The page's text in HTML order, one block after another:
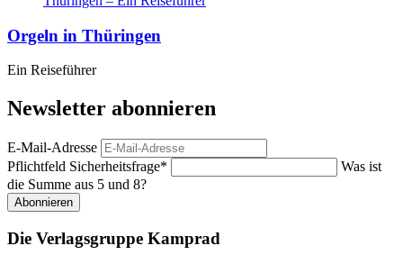
Orgeln in Thüringen
Ein Reiseführer
Newsletter abonnieren
E-Mail-Adresse
Pflichtfeld Sicherheitsfrage*
Was ist
die Summe aus 5 und 8?
Abonnieren
Die Verlagsgruppe Kamprad